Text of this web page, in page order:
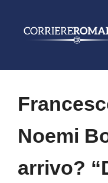
Noemi
arrivo?